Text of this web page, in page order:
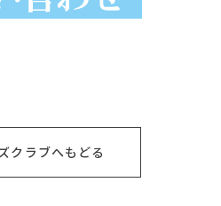
クラブへもどる